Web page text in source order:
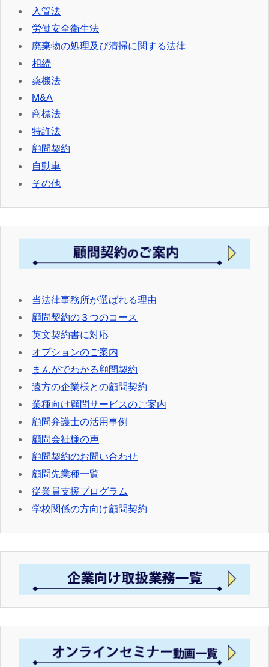
入管法
労働安全衛生法
廃棄物の処理及び清掃に関する法律
相続
薬機法
M&A
商標法
特許法
顧問契約
自動車
その他
当法律事務所が選ばれる理由
顧問契約の３つのコース
英文契約書に対応
オプションのご案内
まんがでわかる顧問契約
遠方の企業様との顧問契約
業種向け顧問サービスのご案内
顧問弁護士の活用事例
顧問会社様の声
顧問契約のお問い合わせ
顧問先業種一覧
従業員支援プログラム
学校関係の方向け顧問契約